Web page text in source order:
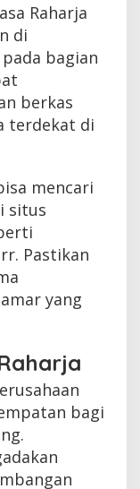
Raharja
di
pada bagian
berkas
terdekat di
mencari
situs
Pastikan
yang
bagi